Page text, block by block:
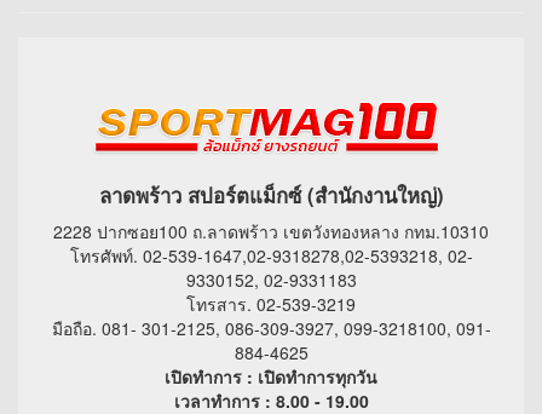
ลาดพร้าว สปอร์ตแม็กซ์ (สำนักงานใหญ่)
2228 ปากซอย100 ถ.ลาดพร้าว เขตวังทองหลาง กทม.10310
โทรศัพท์. 02-539-1647,02-9318278,02-5393218, 02-
9330152, 02-9331183
โทรสาร. 02-539-3219
มือถือ. 081- 301-2125, 086-309-3927, 099-3218100, 091-
884-4625
เปิดทำการ : เปิดทำการทุกวัน
เวลาทำการ : 8.00 - 19.00